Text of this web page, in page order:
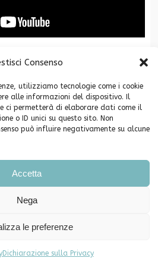
Consenso
utilizziamo tecnologie come i cookie
alle informazioni del dispositivo. Il
ci permetterà di elaborare dati come il
o ID unici su questo sito. Non
può influire negativamente su alcune
Accetta
Nega
le preferenze
Dichiarazione sulla Privacy
è associata a
Cassa di Risparmio di San Miniato -
546790 PEC info@pec.fondazionecrsm.it
e segnalazioni
Cookie Policy (UE)